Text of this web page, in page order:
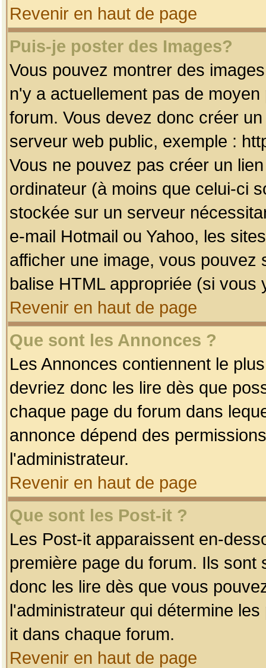
Revenir en haut de page
Puis-je poster des Images?
Vous pouvez montrer des
n'y a actuellement pas de
forum. Vous devez donc créer
serveur web public, exemple :
Vous ne pouvez pas créer un
ordinateur (à moins que celui-ci
stockée sur un serveur
e-mail Hotmail ou Yahoo, les
afficher une image, vous pouvez
balise HTML appropriée (si vous
Revenir en haut de page
Que sont les Annonces ?
Les Annonces contiennent le
devriez donc les lire dès que
chaque page du forum dans
annonce dépend des
l'administrateur.
Revenir en haut de page
Que sont les Post-it ?
Les Post-it apparaissent en-
première page du forum. Ils
donc les lire dès que vous
l'administrateur qui détermine
it dans chaque forum.
Revenir en haut de page